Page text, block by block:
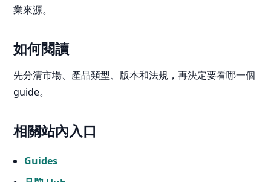
業來源。
如何閱讀
先分清市場、產品類型、版本和法規，再決定要看哪一個
guide。
相關站內入口
Guides